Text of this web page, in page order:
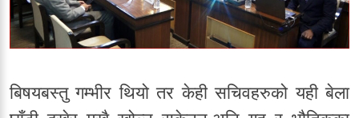
बिषयबस्तु गम्भीर थियो तर केही सचिवहरुको यही बेला